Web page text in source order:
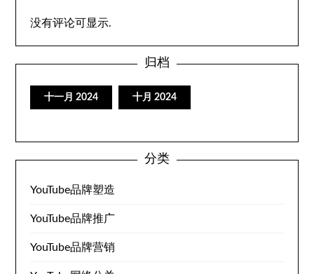
没有评论可显示.
归档
十一月 2024 十月 2024
分类
YouTube品牌塑造
YouTube品牌推广
YouTube品牌营销